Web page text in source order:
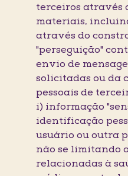
terceiros através
materiais,
através do
"perseguição"
envio de
solicitadas ou da
pessoais de
i) informação
identificação
usuário ou outra
não se limitando
relacionadas à